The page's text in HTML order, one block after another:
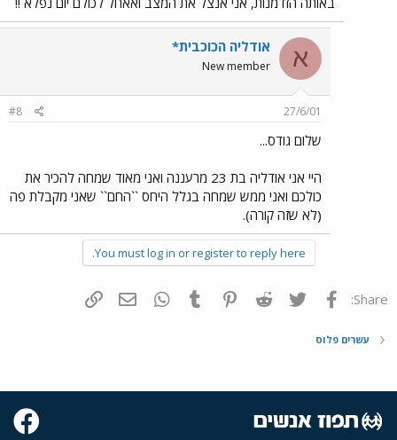
א אודליה הכוכבית*
New member
27/6/01
#8
שלום גודס...
היי אני אודליה בת 23 מרעננה ואני מאוד שמחה להכיר את
כולכם ואני ממש שמחה בגלל היחס ``החם`` שאני מקבלת פה
(לא שזה קורה).
You must log in or register to reply here.
Share: פייסבוק Twitter
Reddit
Pinterest
Tumblr
WhatsAppדואר אלקטרוני
עשרים פלוס